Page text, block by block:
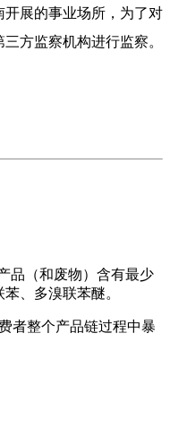
展的事业场所，为了对
三方监察机构进行监察。
品（和废物）含有最少
、多溴联苯醚。
者整个产品链过程中暴